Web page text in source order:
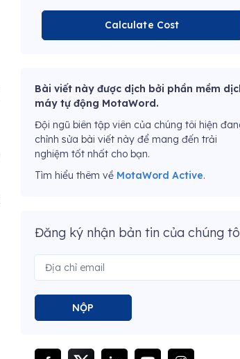
Calculate Cost
Bài viết này được dịch bởi phần mềm
máy tự động MotaWord.
Đội ngũ biên tập viên của chúng tôi hiện
chỉnh sửa bài viết này để mang đến trải
nghiệm tốt nhất cho bạn.
Tìm hiểu thêm về MotaWord Active.
Đăng ký nhận bản tin của chúng
NỘP